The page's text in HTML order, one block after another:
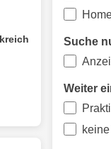
Suche
Weiter